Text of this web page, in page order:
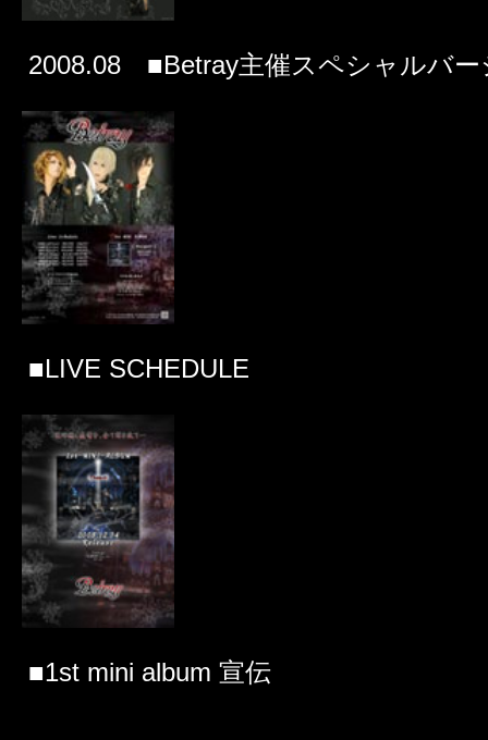
2008.08 ■Betray主催スペシャルバー
■LIVE SCHEDULE
■1st mini album 宣伝